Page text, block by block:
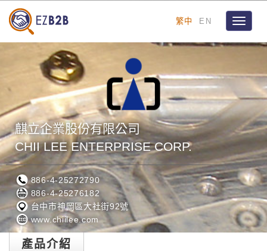
繁中 EN
Toggle
麒立企業股份有限公司
CHII LEE ENTERPRISE CORP.
886-4-25272790
886-4-25276182
台中市神岡區大社街92號
www.chiilee.com
產品介紹